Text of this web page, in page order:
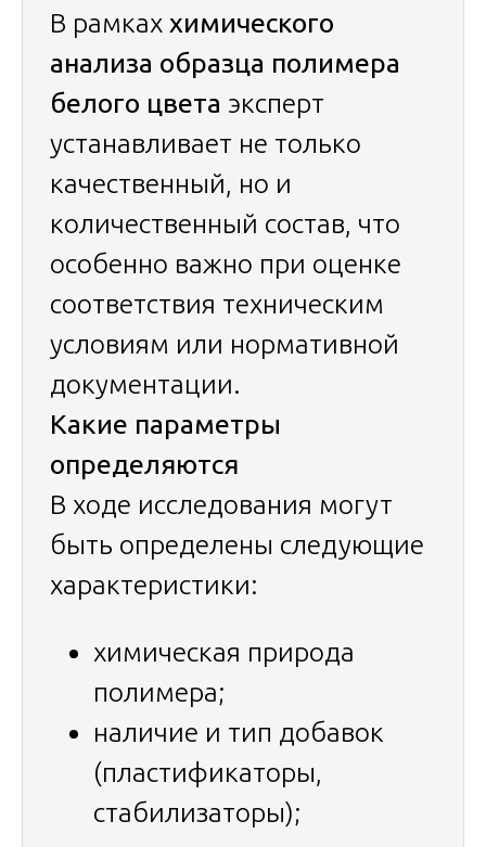
В рамках химического
анализа образца полимера
белого цвета эксперт
устанавливает не только
качественный, но и
количественный состав, что
особенно важно при оценке
соответствия техническим
условиям или нормативной
документации.
Какие параметры
определяются
В ходе исследования могут
быть определены следующие
характеристики:
химическая природа
полимера;
наличие и тип добавок
(пластификаторы,
стабилизаторы);